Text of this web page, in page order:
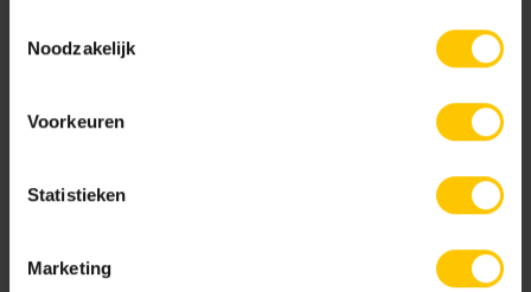
Noodzakelijk
Voorkeuren
Statistieken
Marketing